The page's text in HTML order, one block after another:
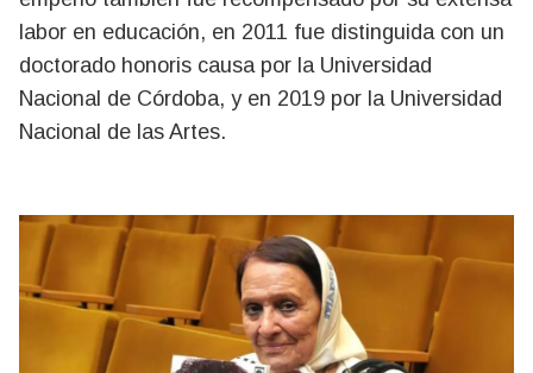
labor en educación, en 2011 fue distinguida con un
doctorado honoris causa por la Universidad
Nacional de Córdoba, y en 2019 por la Universidad
Nacional de las Artes.